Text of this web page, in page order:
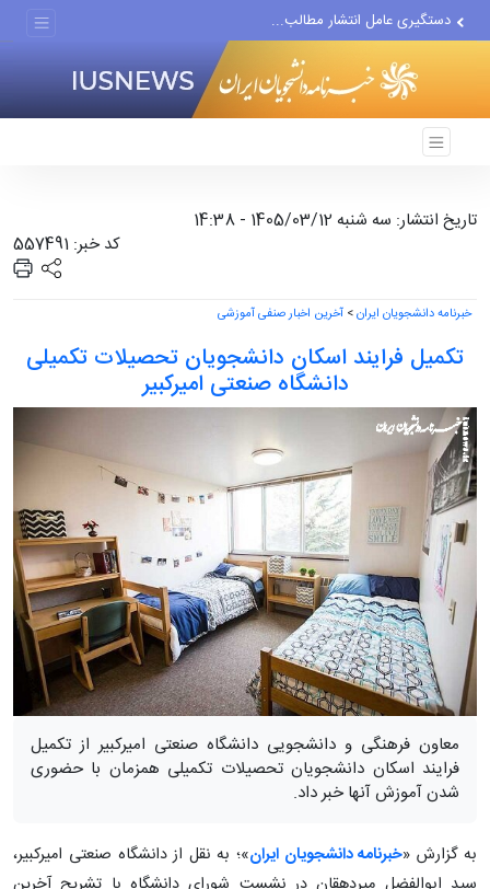
دستگیری عامل انتشار مطالب...
مواضع مزدوران سعودی را با...
ضربه مغزی بیش از ۷۰۰ نظامی...
تاریخ انتشار: سه شنبه 1405/03/12 - 14:38
کد خبر: 557491
خبرنامه دانشجویان ایران> آخرین اخبار صنفی آموزشی
تکمیل فرایند اسکان دانشجویان تحصیلات تکمیلی
دانشگاه صنعتی امیرکبیر
معاون فرهنگی و دانشجویی دانشگاه صنعتی امیرکبیر از تکمیل
فرایند اسکان دانشجویان تحصیلات تکمیلی همزمان با حضوری
شدن آموزش آنها خبر داد.
به گزارش «خبرنامه دانشجویان ایران»؛ به نقل از دانشگاه صنعتی امیرکبیر،